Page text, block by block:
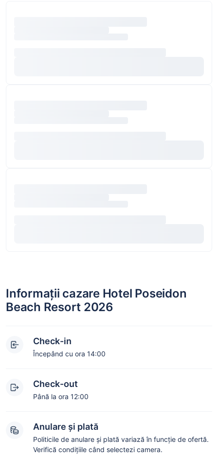
Informații cazare Hotel Poseidon
Beach Resort 2026
Check-in
Începând cu ora 14:00
Check-out
Până la ora 12:00
Anulare și plată
Politicile de anulare și plată variază în funcție de ofertă.
Verifică condițiile când selectezi camera.